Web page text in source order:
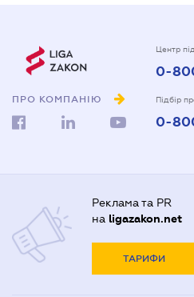
ПРО КОМПАНІЮ
Центр
0-
Підбір
0-
Реклама та PR
на ligazakon.net
ТАРИФИ